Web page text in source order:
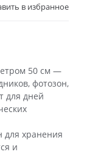
в избранное
50 см —
фотозон,
для дней
для хранения
и